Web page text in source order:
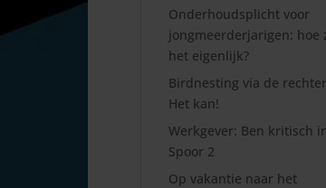
Onderhoudsplicht voor
jongmeerderjarigen: hoe
het eigenlijk?
Birdnesting via de
Het kan!
Werkgever: Ben kritisch
Spoor 2
Op vakantie naar het